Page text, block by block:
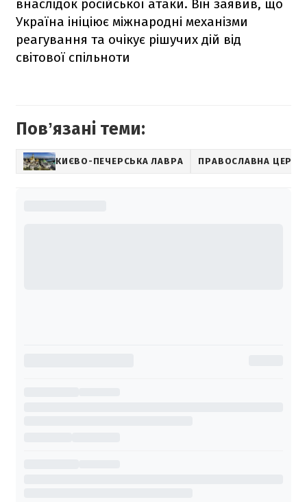
внаслідок російської атаки. Він заявив, що
Україна ініціює міжнародні механізми
реагування та очікує рішучих дій від
світової спільноти
Повʼязані теми:
КИЄВО-ПЕЧЕРСЬКА ЛАВРА ПРАВОСЛАВНА